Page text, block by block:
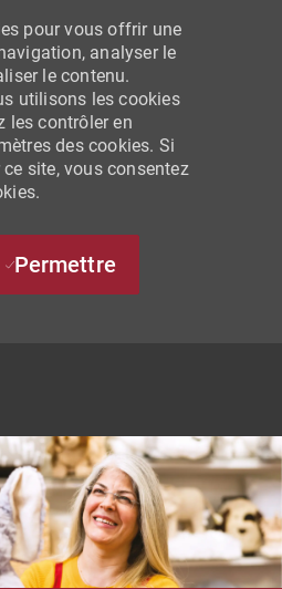
CONTENT
pour vous offrir une
analyser le
le contenu.
utilisons les cookies
les contrôler en
des cookies. Si
site, vous consentez
Permettre